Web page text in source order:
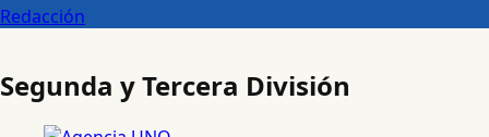
Redacción
Segunda y Tercera División